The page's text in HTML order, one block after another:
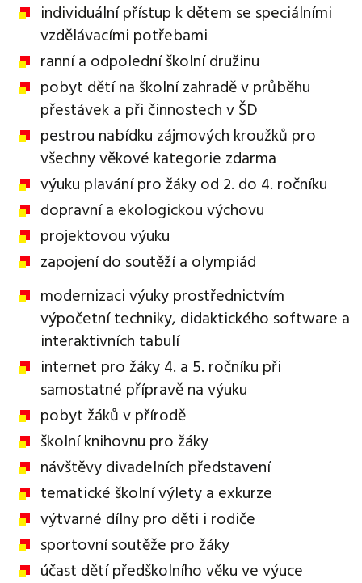
individuální přístup k dětem se speciálními
vzdělávacími potřebami
ranní a odpolední školní družinu
pobyt dětí na školní zahradě v průběhu
přestávek a při činnostech v ŠD
pestrou nabídku zájmových kroužků pro
všechny věkové kategorie zdarma
výuku plavání pro žáky od 2. do 4. ročníku
dopravní a ekologickou výchovu
projektovou výuku
zapojení do soutěží a olympiád
modernizaci výuky prostřednictvím
výpočetní techniky, didaktického software a
interaktivních tabulí
internet pro žáky 4. a 5. ročníku při
samostatné přípravě na výuku
pobyt žáků v přírodě
školní knihovnu pro žáky
návštěvy divadelních představení
tematické školní výlety a exkurze
výtvarné dílny pro děti i rodiče
sportovní soutěže pro žáky
účast dětí předškolního věku ve výuce